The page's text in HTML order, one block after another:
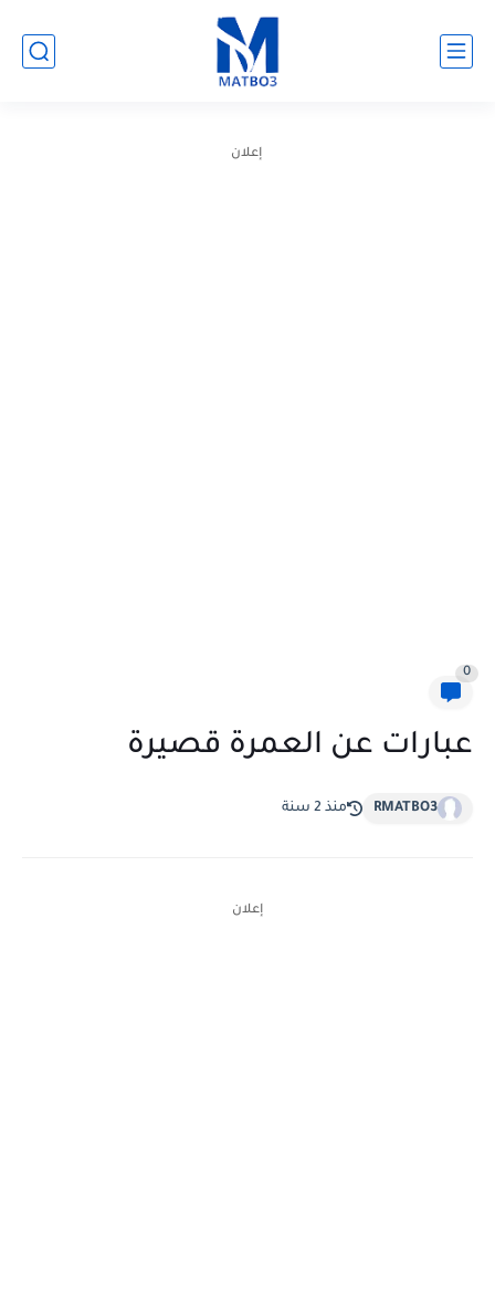
إعلان
0
عبارات عن العمرة قصيرة
RMATBO3 منذ 2 سنة
إعلان